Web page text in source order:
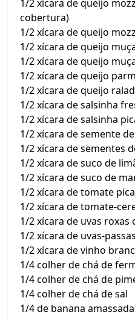
1/2 xícara de queijo
cobertura)
1/2 xícara de queijo
1/2 xícara de queijo
1/2 xícara de queijo
1/2 xícara de queijo
1/2 xícara de queijo
1/2 xícara de salsinha
1/2 xícara de salsinha
1/2 xícara de semente
1/2 xícara de sementes
1/2 xícara de suco de
1/2 xícara de suco de
1/2 xícara de tomate
1/2 xícara de tomate-
1/2 xícara de uvas roxas
1/2 xícara de uvas-
1/2 xícara de vinho
1/4 colher de chá de
1/4 colher de chá de
1/4 colher de chá de sal
1/4 de banana amassada